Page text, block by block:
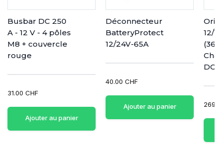
Busbar DC 250
A - 12 V - 4 pôles
M8 + couvercle
rouge
31.00 CHF
Ajouter au panier
Déconnecteur
BatteryProtect
12/24V-65A
40.00 CHF
Ajouter au panier
12/
DC